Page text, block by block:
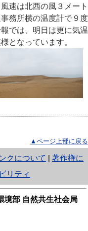
速は北西の風３メート
務所横の温度計で９度
では、明日は更に気温
となっています。
▲ページ上部に戻る
クについて
著作権に
リティ
境部 自然共生社会局